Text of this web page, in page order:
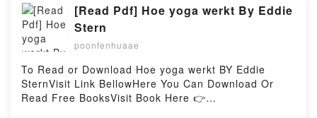
see,Heart to Feel, Soul to Sense: Bringing the
magical into the lightDownload Eyes to see,Heart to
Feel, Soul to Sense: Bringing the magical into the
lightPDF/Epub Eyes to see,Heart to Feel, Soul to
Sense: Bringing the magical into the lightNow You
ready to Read Or Download Eyes to see,Heart to
Feel, Soul to Sense: Bringing the magical into the
[Read Pdf] Hoe yoga werkt By Eddie
Stern
poonfenhuaae
To Read or Download Hoe yoga werkt BY Eddie
SternVisit Link BellowHere You Can Download Or
Read Free BooksVisit Book Here 👉